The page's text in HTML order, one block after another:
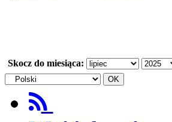
Skocz do miesiąca: